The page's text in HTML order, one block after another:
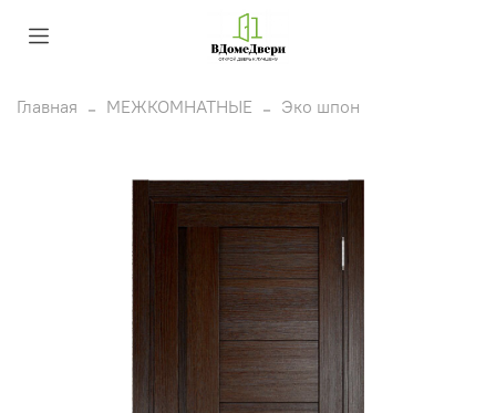
Главная МЕЖКОМНАТНЫЕ Эко шпон